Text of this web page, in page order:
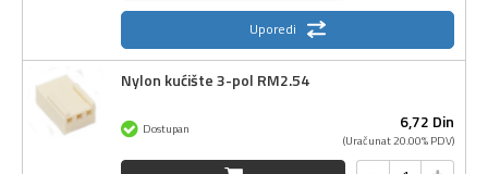
Uporedi
Nylon kućište 3-pol RM2.54
6,72 Din
(Uračunat 20.00% PDV)
Dostupan